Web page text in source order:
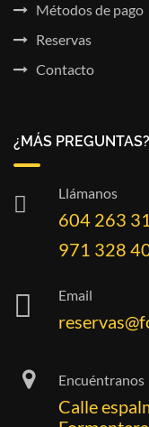
Métodos de pago
Reservas
Contacto
¿MÁS PREGUNTAS?
Llámanos
604 263
971 328
Email
Encuéntranos
Calle